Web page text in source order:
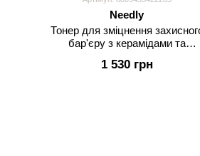
Needly
Тонер для зміцнення
бар'єру з керамідами та
Toner
1 530 грн